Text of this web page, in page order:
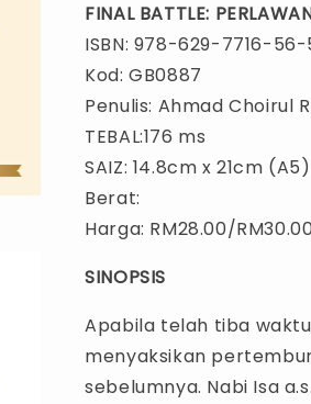
FINAL BATTLE:
ISBN: 978-629-7716-56-
Kod: GB0887
Penulis: Ahmad Choirul
TEBAL:176 ms
SAIZ: 14.8cm x 21cm (A5)
Berat:
Harga: RM28.00/RM30.00
SINOPSIS
Apabila telah tiba
menyaksikan
sebelumnya. Nabi Isa